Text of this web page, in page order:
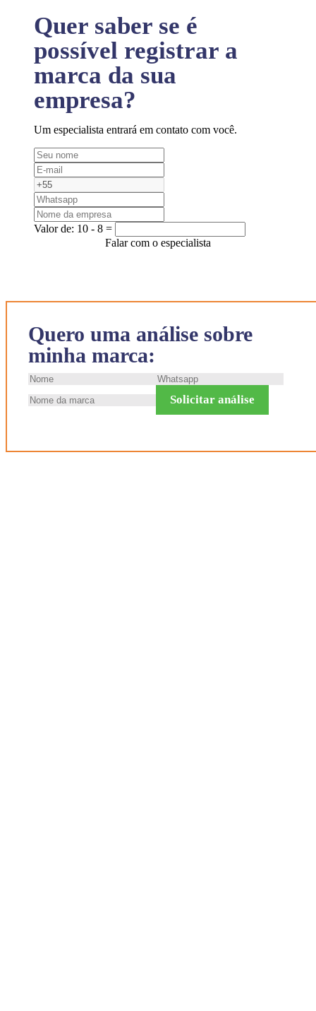
Quero uma análise sobre
minha marca:
Solicitar análise
Quer saber se é
possível registrar a
marca da sua
empresa?
Um especialista entrará em contato com você.
Valor de: 10 - 8 =
Falar com o especialista